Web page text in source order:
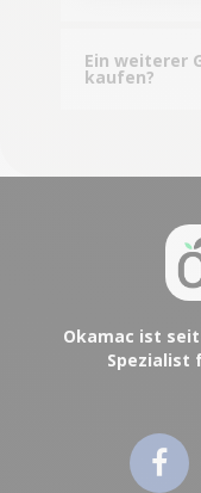
Ein weiterer
kaufen?
Okamac ist
Spezialist